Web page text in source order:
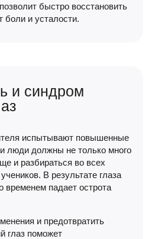
быстро восстановить
боли и усталости.
и синдром
испытывают повышенные
люди должны не только много
и разбираться во всех
В результате глаза
временем падает острота
и предотвратить
глаз поможет